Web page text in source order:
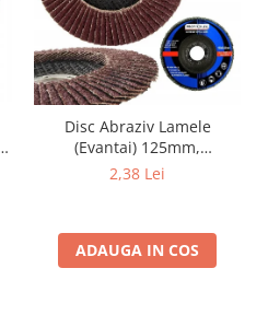
Disc Abraziv Lamele
(Evantai) 125mm,
Granulație , pentru Metal și
2,38 Lei
ADAUGA IN COS